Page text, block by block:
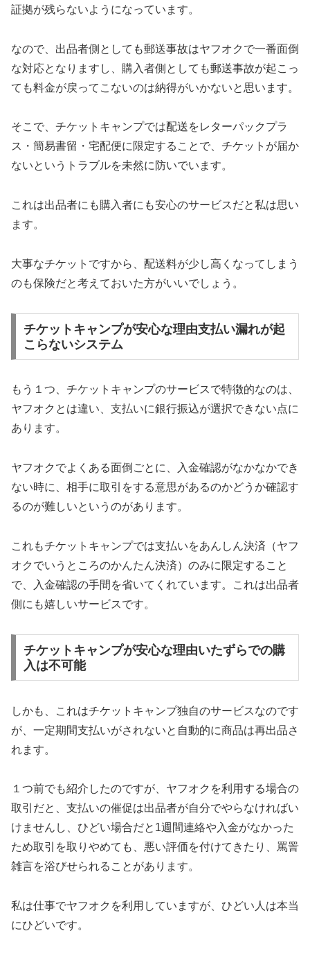
証拠が残らないようになっています。
なので、出品者側としても郵送事故はヤフオクで一番面倒
な対応となりますし、購入者側としても郵送事故が起こっ
ても料金が戻ってこないのは納得がいかないと思います。
そこで、チケットキャンプでは配送をレターパックプラ
ス・簡易書留・宅配便に限定することで、チケットが届か
ないというトラブルを未然に防いでいます。
これは出品者にも購入者にも安心のサービスだと私は思い
ます。
大事なチケットですから、配送料が少し高くなってしまう
のも保険だと考えておいた方がいいでしょう。
チケットキャンプが安心な理由支払い漏れが起
こらないシステム
もう１つ、チケットキャンプのサービスで特徴的なのは、
ヤフオクとは違い、支払いに銀行振込が選択できない点に
あります。
ヤフオクでよくある面倒ごとに、入金確認がなかなかでき
ない時に、相手に取引をする意思があるのかどうか確認す
るのが難しいというのがあります。
これもチケットキャンプでは支払いをあんしん決済（ヤフ
オクでいうところのかんたん決済）のみに限定すること
で、入金確認の手間を省いてくれています。これは出品者
側にも嬉しいサービスです。
チケットキャンプが安心な理由いたずらでの購
入は不可能
しかも、これはチケットキャンプ独自のサービスなのです
が、一定期間支払いがされないと自動的に商品は再出品さ
れます。
１つ前でも紹介したのですが、ヤフオクを利用する場合の
取引だと、支払いの催促は出品者が自分でやらなければい
けませんし、ひどい場合だと1週間連絡や入金がなかった
ため取引を取りやめても、悪い評価を付けてきたり、罵詈
雑言を浴びせられることがあります。
私は仕事でヤフオクを利用していますが、ひどい人は本当
にひどいです。